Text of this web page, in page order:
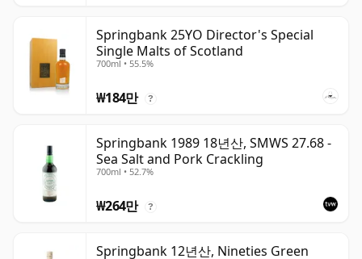
Springbank 25YO Director's Special
Single Malts of Scotland
700ml • 55.5%
₩184만 ?
Springbank 1989 18년산, SMWS 27.68 -
Sea Salt and Pork Crackling
700ml • 52.7%
₩264만 ?
Springbank 12년산, Nineties Green